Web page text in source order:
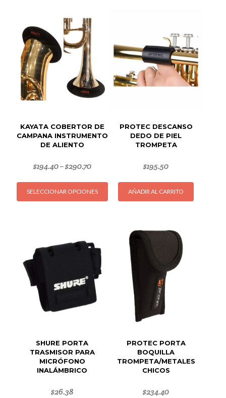
KAYATA COBERTOR DE
CAMPANA INSTRUMENTO
DE ALIENTO
$194.40–$290.70
SELECCIONAR OPCIONES
Este
producto
variantes.
opciones
pueden
producto
PROTEC DESCANSO
DEDO DE PIEL
TROMPETA
$195.50
AÑADIR AL CARRITO
SHURE PORTA
TRASMISOR PARA
MICRÓFONO
INALÁMBRICO
$26.38
PROTEC PORTA
BOQUILLA
TROMPETA/METALES
CHICOS
$234.40